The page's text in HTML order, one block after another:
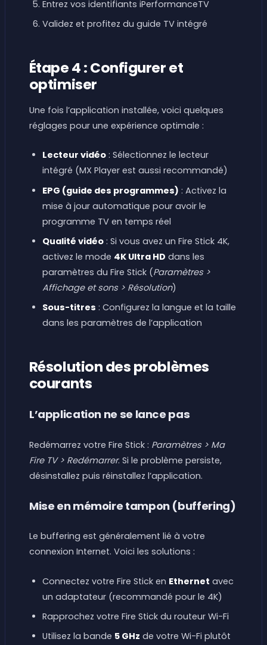
Entrez vos identifiants iPerformanceTV
Validez et profitez du guide TV intégré
Étape 4 : Configurer et
optimiser
Une fois l’application installée, voici quelques
réglages pour une expérience optimale :
Lecteur vidéo: Sélectionnez le lecteur
intégré (MX Player est aussi recommandé)
EPG (guide des programmes) : Activez la
mise à jour automatique pour avoir le
programme TV en temps réel
Qualité vidéo: Si vous avez un Fire Stick 4K,
activez le mode 4K Ultra HD dans les
paramètres du Fire Stick (Paramètres >
Affichage et sons > Résolution)
Sous-titres : Configurez la langue et la taille
dans les paramètres de l’application
Résolution des problèmes
courants
L’application ne se lance pas
Redémarrez votre Fire Stick : Paramètres > Ma
Fire TV > Redémarrer. Si le problème persiste,
désinstallez puis réinstallez l’application.
Mise en mémoire tampon (buffering)
Le buffering est généralement lié à votre
connexion Internet. Voici les solutions :
Connectez votre Fire Stick en Ethernet avec
un adaptateur (recommandé pour le 4K)
Rapprochez votre Fire Stick du routeur Wi-Fi
Utilisez la bande 5 GHz de votre Wi-Fi plutôt